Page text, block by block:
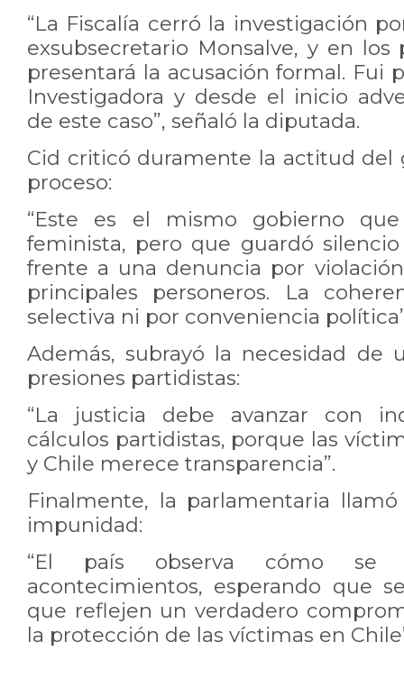
“La Fiscalía cerró la investigación
exsubsecretario Monsalve, y en los
presentará la acusación formal. Fui
Investigadora y desde el inicio
de este caso”, señaló la diputada.
Cid criticó duramente la actitud del
proceso:
“Este es el mismo gobierno
feminista, pero que guardó
frente a una denuncia por
principales personeros. La
selectiva ni por conveniencia
Además, subrayó la necesidad de
presiones partidistas:
“La justicia debe avanzar con
cálculos partidistas, porque las
y Chile merece transparencia”.
Finalmente, la parlamentaria
impunidad:
“El país observa cómo se
acontecimientos, esperando que
que reflejen un verdadero
la protección de las víctimas en